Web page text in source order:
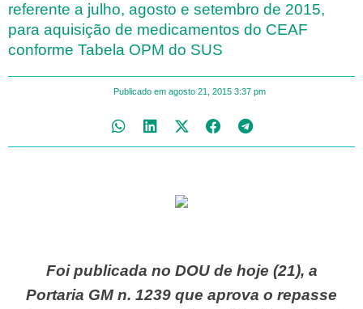
referente a julho, agosto e setembro de 2015,
para aquisição de medicamentos do CEAF
conforme Tabela OPM do SUS
Publicado em agosto 21, 2015 3:37 pm
Foi publicada no DOU de hoje (21), a
Portaria GM n. 1239 que aprova o repasse